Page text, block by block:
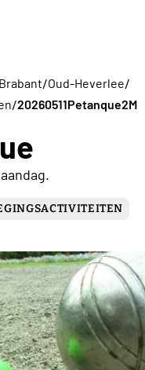
/Oud-Heverlee/
/20260511Petanque2M